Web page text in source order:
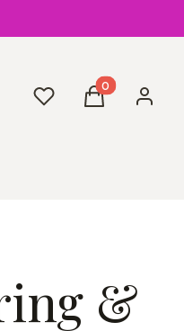
UlubioneProdukty w
Koszyk
&